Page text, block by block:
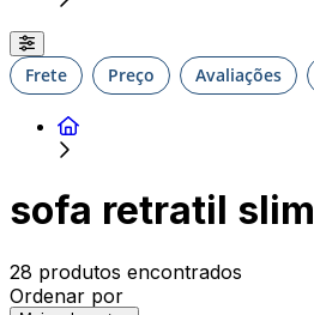
Frete Preço Avaliações
sofa retratil slim
28 produtos encontrados
Ordenar por